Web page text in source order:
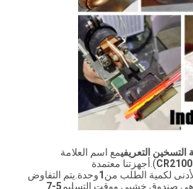
التسخين التعريفيمع اسم العلامة
CR2100).أجهزتنا معتمدة
لكمية الطلب من 1وحدة.يتم التفاوض
هي صندوق خشبي ووقت التسليم
5-7